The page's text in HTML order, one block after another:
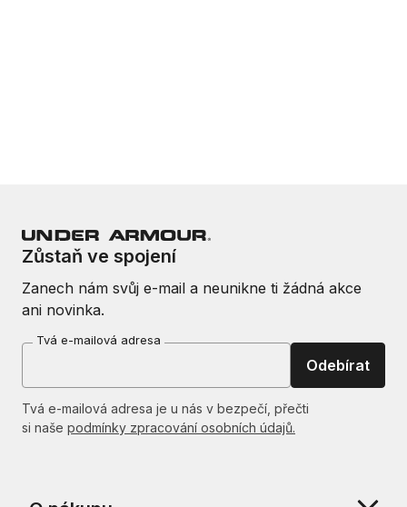
Zůstaň ve spojení
Zanech nám svůj e-mail a neunikne ti žádná akce
ani novinka.
Tvá e-mailová adresa
Odebírat
Tvá e-mailová adresa je u nás v bezpečí, přečti
si naše podmínky zpracování osobních údajů.